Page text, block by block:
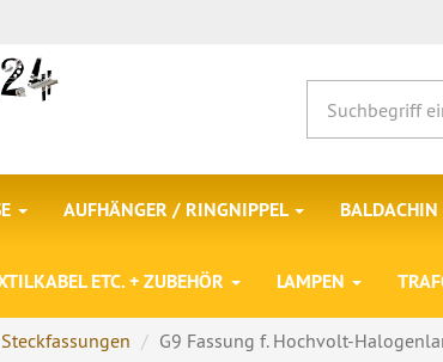
AUFHÄNGER / RINGNIPPEL BALDACHIN
ETC. + ZUBEHÖR LAMPEN
G9 Fassung f. Hochvolt-